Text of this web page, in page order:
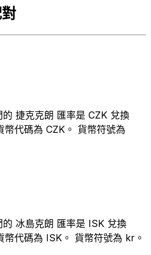
捷克克朗 匯率是 CZK 兌換
代碼為 CZK。 貨幣符號為
冰島克朗 匯率是 ISK 兌換
代碼為 ISK。 貨幣符號為 kr。